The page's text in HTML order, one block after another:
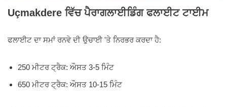
Uçmakdere ਵਿੱਚ ਪੈਰਾਗਲਾਈਡਿੰਗ ਫਲਾਈਟ ਟਾਈਮ
ਫਲਾਈਟ ਦਾ ਸਮਾਂ ਰਨਵੇ ਦੀ ਉਚਾਈ 'ਤੇ ਨਿਰਭਰ ਕਰਦਾ ਹੈ:
250 ਮੀਟਰ ਟ੍ਰੈਕ: ਔਸਤ 3-5 ਮਿੰਟ
650 ਮੀਟਰ ਟ੍ਰੈਕ: ਔਸਤ 10-15 ਮਿੰਟ